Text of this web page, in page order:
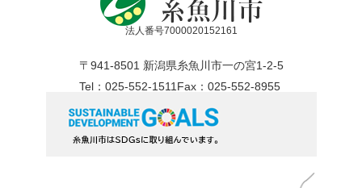
法人番号7000020152161
〒941-8501 新潟県糸魚川市一の宮1-2-5
Tel：025-552-1511 Fax：025-552-8955